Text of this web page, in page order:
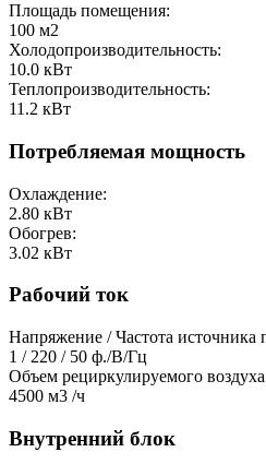
Площадь помещения:
100 м2
Холодопроизводительность:
10.0 кВт
Теплопроизводительность:
11.2 кВт
Потребляемая мощность
Охлаждение:
2.80 кВт
Обогрев:
3.02 кВт
Рабочий ток
Напряжение / Частота источника
1 / 220 / 50 ф./В/Гц
Объем рециркулируемого
4500 м3 /ч
Внутренний блок